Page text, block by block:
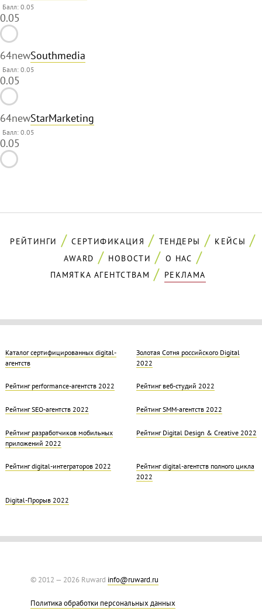
Балл: 0.05
0.05
64newSouthmedia
Балл: 0.05
0.05
64newStarMarketing
Балл: 0.05
0.05
РЕЙТИНГИ СЕРТИФИКАЦИЯ ТЕНДЕРЫ
КЕЙСЫ
AWARD
НОВОСТИ
О НАС
ПАМЯТКА АГЕНТСТВАМ
РЕКЛАМА
Каталог сертифицированных digital-
агентств
Золотая Cотня российского Digital
2022
Рейтинг performance-агентств 2022 Рейтинг веб-студий 2022
Рейтинг SEO-агентств 2022 Рейтинг SMM-агентств 2022
Рейтинг разработчиков мобильных
приложений 2022
Рейтинг Digital Design & Creative 2022
Рейтинг digital-интеграторов 2022
Рейтинг digital-агентств полного цикла
2022
Digital-Прорыв 2022
© 2012 — 2026 Ruward info@ruward.ru
Политика обработки персональных данных